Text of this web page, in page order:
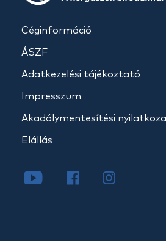
Céginformáció
ÁSZF
Adatkezelési tájékoztató
Impresszum
Akadálymentesítési
Elállás